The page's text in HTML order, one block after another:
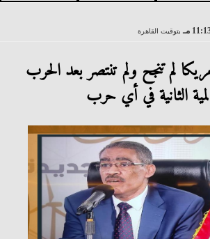
مـ بتوقيت القاهرة
لم تنجح ولم تنتصر بعد الحرب
الثانية في أي حرب